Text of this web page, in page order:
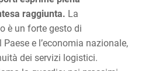
raggiunta. La
è un forte gesto di
e l’economia nazionale,
dei servizi logistici.